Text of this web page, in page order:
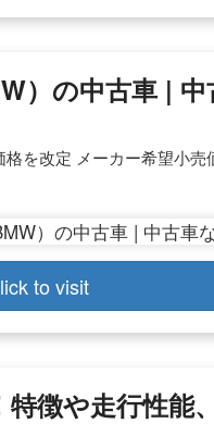
）の中古車 |
を改定 メーカー希望小
to visit
徴や走行性能